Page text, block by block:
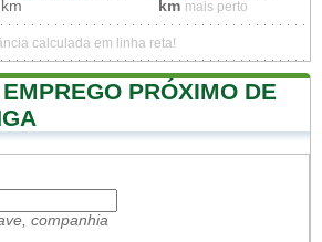
km
km mais perto
calculada em linha reta!
PRÓXIMO DE
companhia